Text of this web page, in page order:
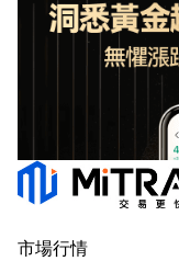
市場行情